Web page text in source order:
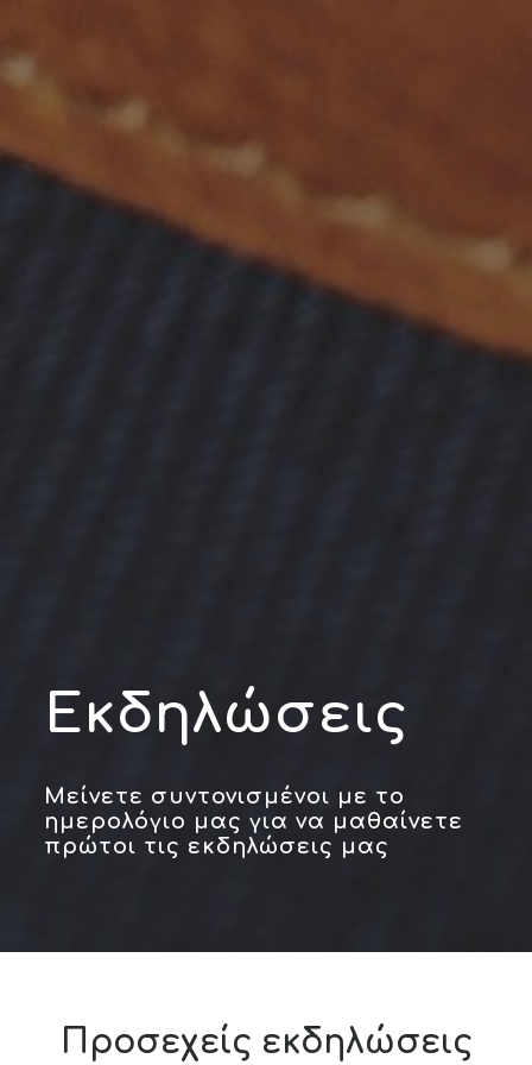
Εκδηλώσεις
Μείνετε συντονισμένοι με το
ημερολόγιο μας για να μαθαίνετε
πρώτοι τις εκδηλώσεις μας
Προσεχείς εκδηλώσεις